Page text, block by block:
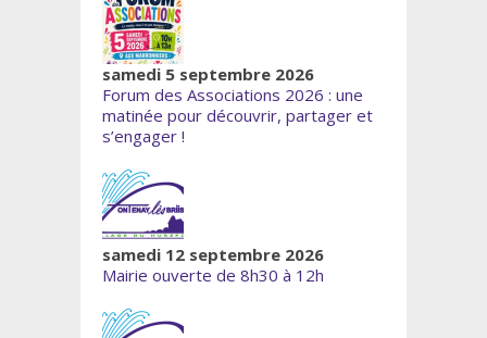
samedi 5 septembre 2026
Forum des Associations 2026 : une
matinée pour découvrir, partager et
s’engager !
samedi 12 septembre 2026
Mairie ouverte de 8h30 à 12h